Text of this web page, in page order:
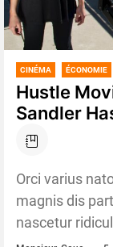
CINÉMA ÉCONOMIE
Hustle
Sandler
Moves In
Sports Film
Orci varius
magnis dis
nascetur